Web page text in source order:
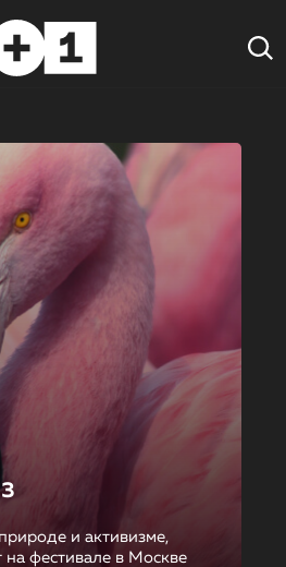
и активизме,
на фестивале в Москве